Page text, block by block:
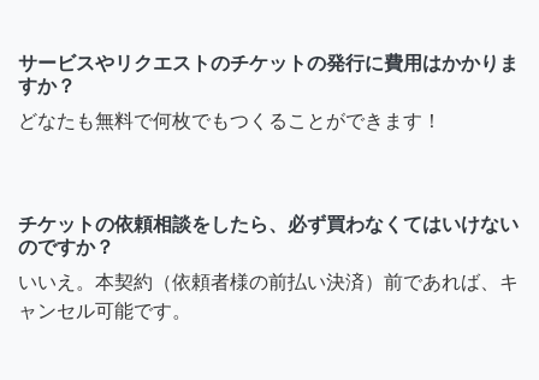
サービスやリクエストのチケットの発行に費用はかかりま
すか？
どなたも無料で何枚でもつくることができます！
チケットの依頼相談をしたら、必ず買わなくてはいけない
のですか？
いいえ。本契約（依頼者様の前払い決済）前であれば、キ
ャンセル可能です。